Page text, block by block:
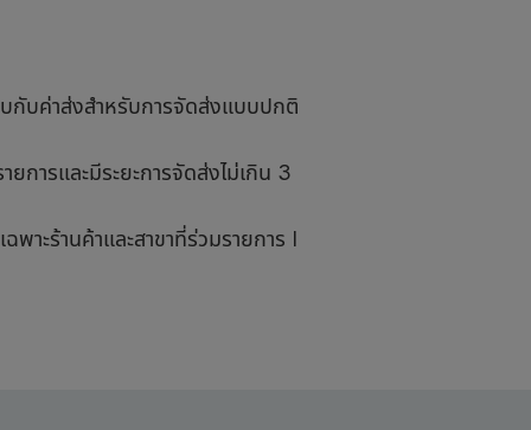
กับค่าส่งสำหรับการจัดส่งแบบปกติ
การและมีระยะการจัดส่งไม่เกิน 3
าะร้านค้าและสาขาที่ร่วมรายการ I